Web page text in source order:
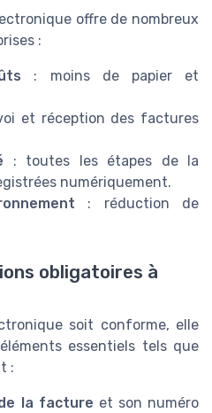
offre de nombreux
:
: moins de papier et
et réception des factures
: toutes les étapes de la
numériquement.
: réduction de
obligatoires à
soit conforme, elle
essentiels tels que
:
la facture et son numéro